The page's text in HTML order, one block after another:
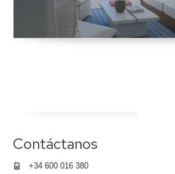
Contáctanos
+34 600 016 380